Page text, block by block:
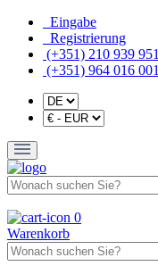
Eingabe
Registrierung
(+351) 210 939 951
(+351) 964 016 001
0
Warenkorb